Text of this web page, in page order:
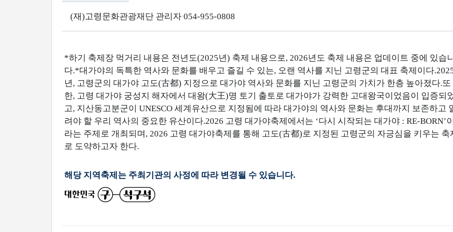
(재)고령문화관광재단 관리자 054-955-0808
*하기 축제장 먹거리 내용은 전년도(2025년) 축제 내용으로, 2026년도 축제 내용은 업데이트 중에 있습니
다.*대가야의 독특한 역사와 문화를 배우고 즐길 수 있는, 오랜 역사를 지닌 고령군의 대표 축제이다
년, 고령군의 대가야 고도(古都) 지정으로 대가야 역사와 문화를 지닌 고령군의 가치가 한층 높아졌다.또
한, 고령 대가야 궁성지 해자에서 대왕(大王)명 토기 출토로 대가야가 강력한 고대왕국이었음이 입증되
고, 지산동고분군이 UNESCO 세계유산으로 지정됨에 따라 대가야의 역사와 문화는 후대까지 보존하고
려야 할 우리 역사의 중요한 유산이다.2026 고령 대가야축제에서는 ‘다시 시작되는 대가야 : RE-BORN’이
라는 주제로 개최되며, 2026 고령 대가야축제를 통해 고도(古都)로 지정된 고령군의 자긍심을 키우는 축
로 도약하고자 한다.
해당 지역축제는 주최기관의 사정에 따라 변경될 수 있습니다.